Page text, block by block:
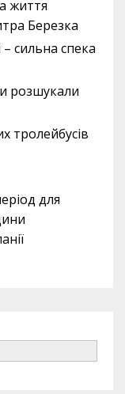
життя
Березка
сильна спека
розшукали
тролейбусів
для